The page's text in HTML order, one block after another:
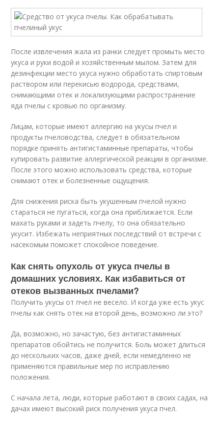
После извлечения жала из ранки следует промыть место
укуса и руки водой и хозяйственным мылом. Затем для
дезинфекции место укуса нужно обработать спиртовым
раствором или перекисью водорода, средствами,
снимающими отек и локализующими распространение
яда пчелы с кровью по организму.
Лицам, которые имеют аллергию на укусы пчел и
продукты пчеловодства, следует в обязательном
порядке принять антигистаминные препараты, чтобы
купировать развитие аллергической реакции в организме.
После этого можно использовать средства, которые
снимают отек и болезненные ощущения.
Для снижения риска быть укушенным пчелой нужно
стараться не пугаться, когда она приближается. Если
махать руками и задеть пчелу, то она обязательно
укусит. Избежать неприятных последствий от встречи с
насекомым поможет спокойное поведение.
Как снять опухоль от укуса пчелы в
домашних условиях. Как избавиться от
отеков вызванных пчелами?
Получить укусы от пчел не весело. И когда уже есть укус
пчелы как снять отек на второй день, возможно ли это?
Да, возможно, но зачастую, без антигистаминных
препаратов обойтись не получится. Боль может длиться
до нескольких часов, даже дней, если немедленно не
применяются правильные мер по исправлению
положения.
С начала лета, люди, которые работают в своих садах, на
дачах имеют высокий риск получения укуса пчел.